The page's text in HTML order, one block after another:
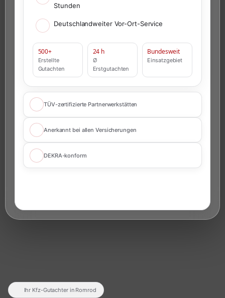
Stunden
Deutschlandweiter Vor-Ort-Service
500+
Erstellte
Gutachten
24 h
Ø
Erstgutachten
Bundesweit
Einsatzgebiet
TÜV-zertifizierte Partnerwerkstätten
Anerkannt bei allen Versicherungen
DEKRA-konform
Ihr Kfz-Gutachter in Romrod